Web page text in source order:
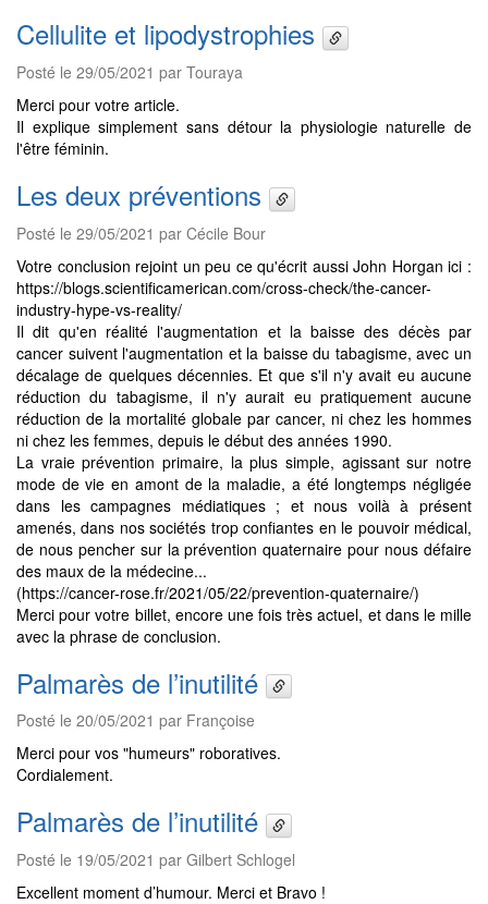
Cellulite et lipodystrophies
Posté le 29/05/2021 par Touraya
Merci pour votre article.
Il explique simplement sans détour la physiologie naturelle de
l'être féminin.
Les deux préventions
Posté le 29/05/2021 par Cécile Bour
Votre conclusion rejoint un peu ce qu'écrit aussi John Horgan ici :
https://blogs.scientificamerican.com/cross-check/the-cancer-
industry-hype-vs-reality/
Il dit qu'en réalité l'augmentation et la baisse des décès par
cancer suivent l'augmentation et la baisse du tabagisme, avec un
décalage de quelques décennies. Et que s'il n'y avait eu aucune
réduction du tabagisme, il n'y aurait eu pratiquement aucune
réduction de la mortalité globale par cancer, ni chez les hommes
ni chez les femmes, depuis le début des années 1990.
La vraie prévention primaire, la plus simple, agissant sur notre
mode de vie en amont de la maladie, a été longtemps négligée
dans les campagnes médiatiques ; et nous voilà à présent
amenés, dans nos sociétés trop confiantes en le pouvoir médical,
de nous pencher sur la prévention quaternaire pour nous défaire
des maux de la médecine...
(https://cancer-rose.fr/2021/05/22/prevention-quaternaire/)
Merci pour votre billet, encore une fois très actuel, et dans le mille
avec la phrase de conclusion.
Palmarès de l’inutilité
Posté le 20/05/2021 par Françoise
Merci pour vos "humeurs" roboratives.
Cordialement.
Palmarès de l’inutilité
Posté le 19/05/2021 par Gilbert Schlogel
Excellent moment d’humour. Merci et Bravo !